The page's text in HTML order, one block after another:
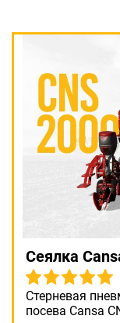
Сеялка
Стерневая
посева Cansa